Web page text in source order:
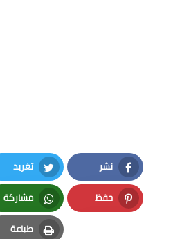
نشر
Facebook
تغريد
Twitter
حفظ
Pinterest
مشاركة
Whatsapp
طباعة